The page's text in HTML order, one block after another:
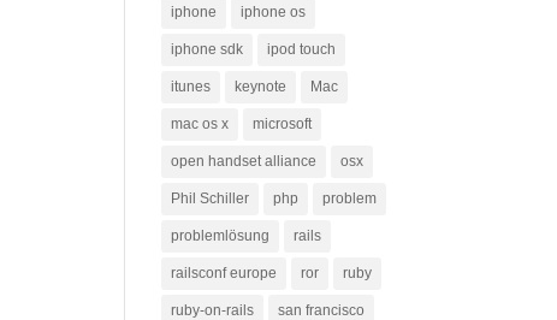
iphone iphone os
iphone sdk ipod touch
itunes keynote Mac
mac os x microsoft
open handset alliance osx
Phil Schiller php problem
problemlösung rails
railsconf europe ror ruby
ruby-on-rails san francisco